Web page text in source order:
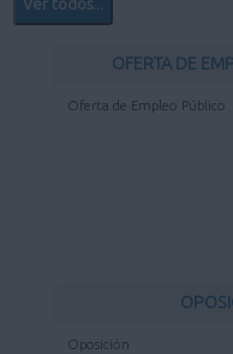
Ver todos...
OFERTA DE
Oferta de Empleo Público
Oposición